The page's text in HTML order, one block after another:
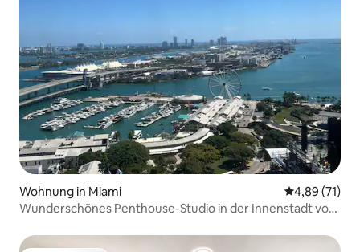
Wohnung in Miami
4,89 (71)
Wunderschönes Penthouse-Studio in der Innenstadt von